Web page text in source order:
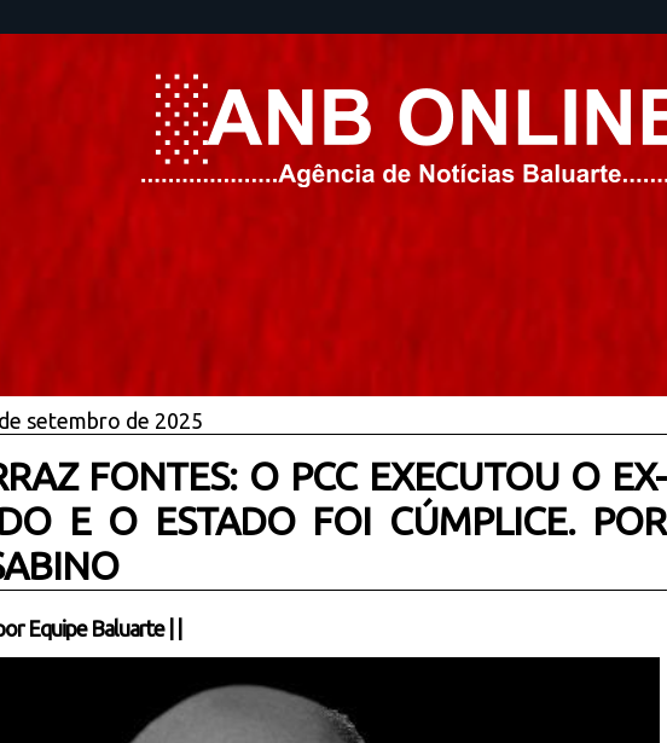
setembro de 2025
FONTES: O PCC EXECUTOU O EX-
E O ESTADO FOI CÚMPLICE. POR
Equipe Baluarte